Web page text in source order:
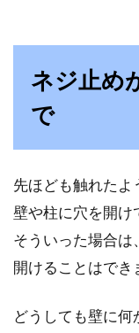
ネジ止め
で
先ほども触れた
壁や柱に穴を開け
そういった場合は
開けることはでき
どうしても壁に